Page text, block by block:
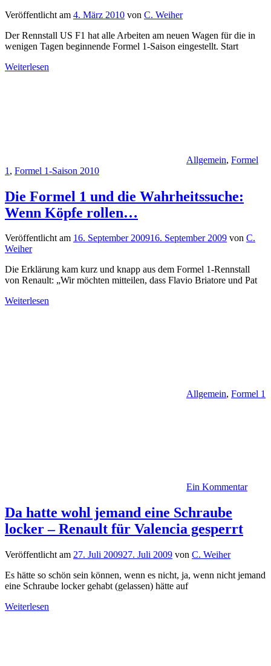
Veröffentlicht am 4. März 2010 von C. Weiher
Der Rennstall US F1 hat alle Arbeiten am neuen Wagen für die in
wenigen Tagen beginnende Formel 1-Saison eingestellt. Start
Weiterlesen
Allgemein, Formel
1 , Formel 1-Saison 2010
Die Formel 1 und die Wahrheitssuche:
Wenn Köpfe rollen…
Veröffentlicht am 16. September 200916. September 2009 von C.
Weiher
Die Erklärung kam kurz und knapp aus dem Formel 1-Rennstall
von Renault: „Wir möchten mitteilen, dass Flavio Briatore und Pat
Weiterlesen
Allgemein, Formel 1
Ein Kommentar
Da hatte wohl jemand eine Schraube
locker – Renault für Valencia gesperrt
Veröffentlicht am 27. Juli 200927. Juli 2009 von C. Weiher
Es hätte so schön sein können, wenn es nicht, ja, wenn nicht jemand
eine Schraube locker gehabt (gelassen) hätte auf
Weiterlesen